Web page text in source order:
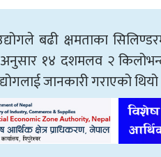
बढी क्षमताका
१४ दशमलव २
जानकारी गराएको थियो